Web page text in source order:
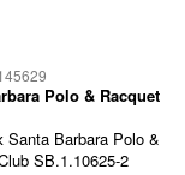
Polo & Racquet
Santa Barbara Polo &
SB.1.10625-2